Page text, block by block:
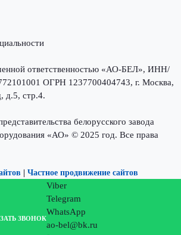
ответственностью «АО-БЕЛ», ИНН/
ОГРН 1237700404743, г. Москва,
д.5, стр.4.
белорусского завода
«АО» © 2025 год. Все права
Частное продвижение сайтов
ЗВОНОК
Viber
Telegram
WhatsApp
ao-bel@bk.ru